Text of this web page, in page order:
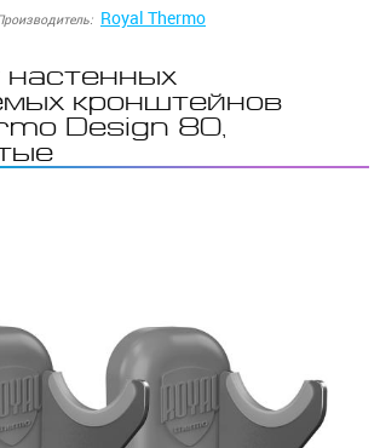
Royal Thermo
кронштейнов
Design 80,